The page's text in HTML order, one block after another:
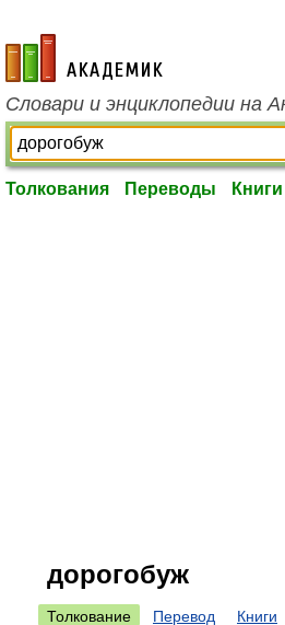
academic.ru
Словари и энциклопедии на
Толкования Переводы Книги
дорогобуж
Толкование Перевод Книги